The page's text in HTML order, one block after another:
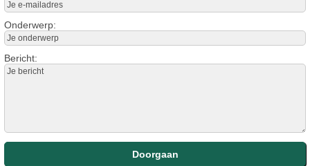
Onderwerp:
Bericht: